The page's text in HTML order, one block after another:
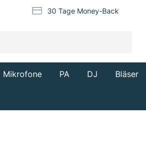
30 Tage Money-Back
Mikrofone PA DJ Bläser